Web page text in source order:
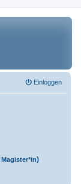
Einloggen
Magister*in)